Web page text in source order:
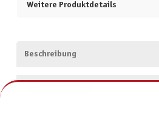
Weitere Produktdetails
Beschreibung